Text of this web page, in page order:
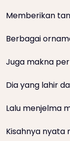
Memberikan
Berbagai
Juga makna
Dia yang lahir
Lalu menjelma
Kisahnya nyata